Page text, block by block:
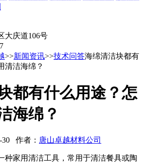
大庆道106号
>>新闻资讯>>技术问答海绵清洁块都有
清洁海绵？
都有什么用途？怎
海绵？
30 作者： 唐山卓越材料公司
家用清洁工具，常用于清洁餐具或陶